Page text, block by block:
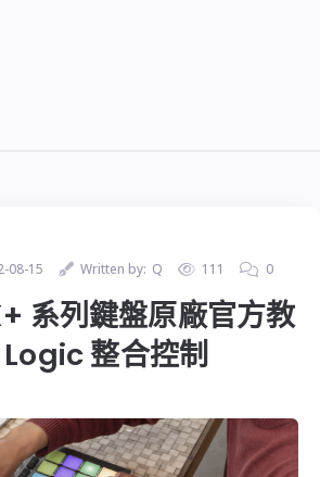
08-15 Written by: Q 111 0
系列鍵盤原廠官方教
整合控制